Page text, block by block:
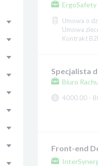
ErgoSafety
Umowa o
Umowa
Kontrakt
Specjalista
Biuro
4000.00 -
Front-end